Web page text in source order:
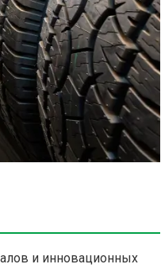
и инновационных